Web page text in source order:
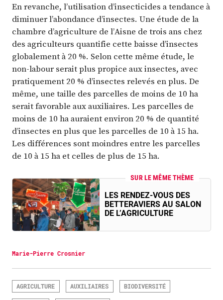
En revanche, l’utilisation d’insecticides a tendance à
diminuer l’abondance d’insectes. Une étude de la
chambre d’agriculture de l’Aisne de trois ans chez
des agriculteurs quantifie cette baisse d’insectes
globalement à 20 %. Selon cette même étude, le
non-labour serait plus propice aux insectes, avec
pratiquement 20 % d’insectes relevés en plus. De
même, une taille des parcelles de moins de 10 ha
serait favorable aux auxiliaires. Les parcelles de
moins de 10 ha auraient environ 20 % de quantité
d’insectes en plus que les parcelles de 10 à 15 ha.
Les différences sont moindres entre les parcelles
de 10 à 15 ha et celles de plus de 15 ha.
SUR LE MÊME THÈME
LES RENDEZ-VOUS DES
BETTERAVIERS AU SALON
DE L’AGRICULTURE
Marie-Pierre Crosnier
AGRICULTURE AUXILIAIRES BIODIVERSITÉ